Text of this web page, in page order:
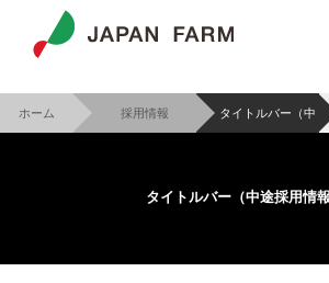
ホーム 採用情報 タイトルバー（中
タイトルバー（中途採用情報